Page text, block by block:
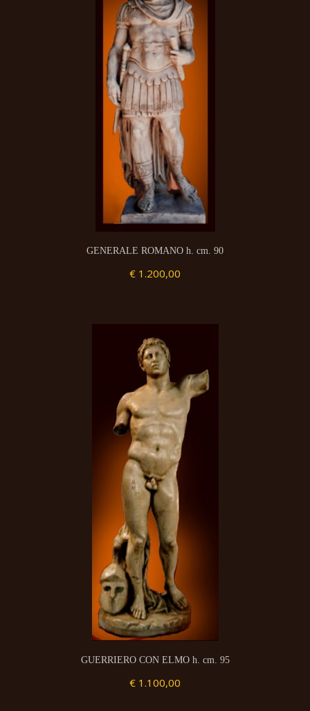
GENERALE ROMANO h. cm. 90
€ 1.200,00
GUERRIERO CON ELMO h. cm. 95
€ 1.100,00